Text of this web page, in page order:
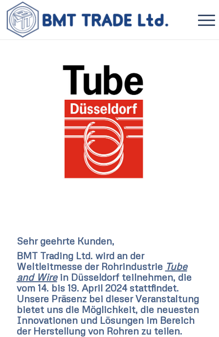
Sehr geehrte Kunden,
BMT Trading Ltd. wird an der
Weltleitmesse der Rohrindustrie Tube
and Wirein Düsseldorf teilnehmen, die
vom 14. bis 19. April 2024 stattfindet.
Unsere Präsenz bei dieser Veranstaltung
bietet uns die Möglichkeit, die neuesten
Innovationen und Lösungen im Bereich
der Herstellung von Rohren zu teilen.